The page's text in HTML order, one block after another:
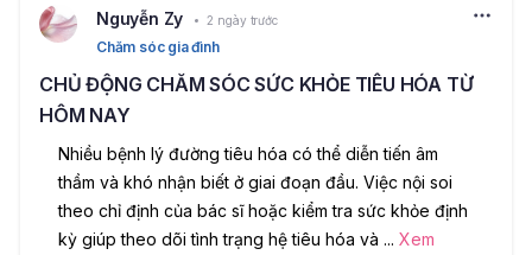
Nguyễn Zy 2 ngày trước
Chăm sóc gia đình
CHỦ ĐỘNG CHĂM SÓC SỨC KHỎE TIÊU HÓA TỪ
HÔM NAY
Nhiều bệnh lý đường tiêu hóa có thể diễn tiến âm
thầm và khó nhận biết ở giai đoạn đầu. Việc nội soi
theo chỉ định của bác sĩ hoặc kiểm tra sức khỏe định
kỳ giúp theo dõi tình trạng hệ tiêu hóa và ... Xem